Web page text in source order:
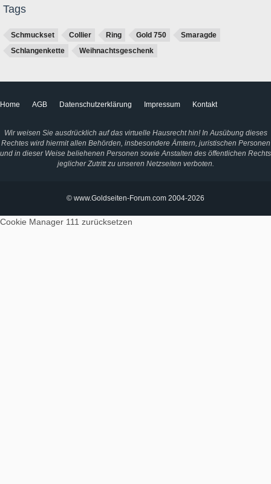
Tags
Schmuckset Collier Ring Gold 750
Smaragde
Schlangenkette
Weihnachtsgeschenk
Home AGB Datenschutzerklärung Impressum Kontakt
Wir weisen Sie ausdrücklich auf das virtuelle Hausrecht hin! In Ausübung dieses
Rechtes wird hiermit allen Behörden, insbesondere Ämtern, juristischen Personen
und in dieser Weise beliehenen Personen sowie Anstalten des öffentlichen Rechts
jeglicher Zutritt zu unseren Netzseiten verboten.
© www.Goldseiten-Forum.com 2004-2026
Cookie Manager 111 zurücksetzen